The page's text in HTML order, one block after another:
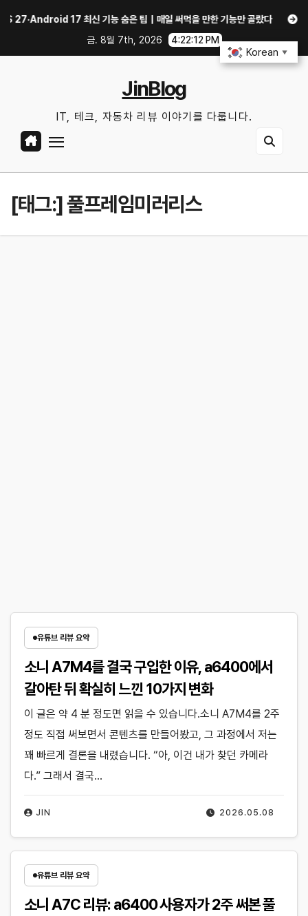
17 최신 기능 숨은 팁｜매일 써먹을 만한 기능만 골랐다
중고
금. 8월 7th, 2026
4:22:13 PM
JinBlog
IT, 테크, 자동차 리뷰 이야기를 다룹니다.
[태그:]풀프레임미러리스
유튜브 리뷰 요약
소니 A7M4를 결국 구입한 이유, a6400에서
갈아탄 뒤 확실히 느낀 10가지 변화
2026.05.08
JIN
이 글은 약 4 분 정도면 읽을 수 있습니다.소니 A7M4를 2주
정도 직접 써보면서 콘텐츠를 만들어봤고, 그 과정에서 저는
꽤 빠르게 결론을 내렸습니다. “아, 이건 내가 찾던 카메라
다.” 그래서 결국…
유튜브 리뷰 요약
소니 A7C 리뷰: a6400 사용자가 2주 써본 풀
Korean ▼